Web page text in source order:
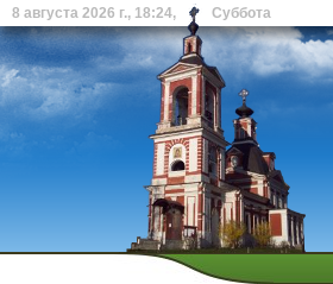
8 августа 2026 г., 18:24, Суббота